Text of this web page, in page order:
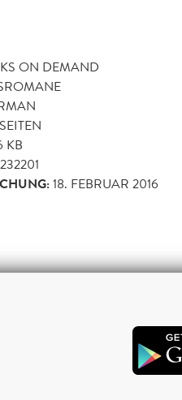
ON DEMAND
SEITEN
KB
18. FEBRUAR 2016